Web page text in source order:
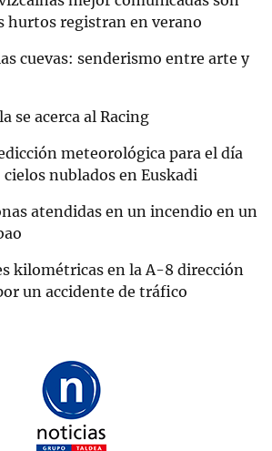
hurtos registran en verano
cuevas: senderismo entre arte y
se acerca al Racing
meteorológica para el día
nublados en Euskadi
atendidas en un incendio en un
kilométricas en la A-8 dirección
un accidente de tráfico